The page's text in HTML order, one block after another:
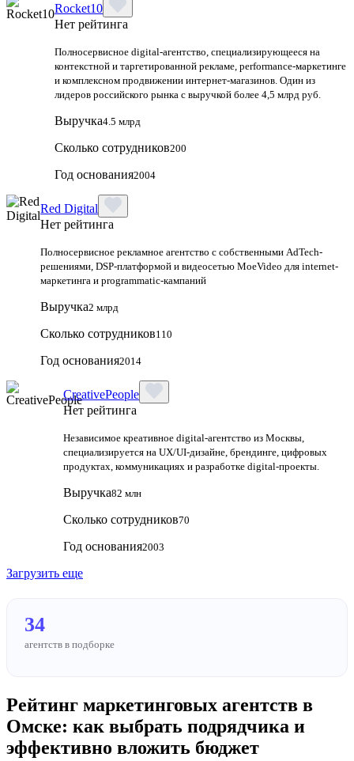
Rocket10
Нет рейтинга
Полносервисное digital-агентство, специализирующееся на
контекстной и таргетированной рекламе, performance-маркетинге
и комплексном продвижении интернет-магазинов. Один из
лидеров российского рынка с выручкой более 4,5 млрд руб.
Выручка4.5 млрд
Сколько сотрудников200
Год основания2004
Red Digital
Нет рейтинга
Полносервисное рекламное агентство с собственными AdTech-
решениями, DSP-платформой и видеосетью MoeVideo для internet-
маркетинга и programmatic-кампаний
Выручка2 млрд
Сколько сотрудников110
Год основания2014
CreativePeople
Нет рейтинга
Независимое креативное digital‑агентство из Москвы,
специализируется на UX/UI‑дизайне, брендинге, цифровых
продуктах, коммуникациях и разработке digital‑проекты.
Выручка82 млн
Сколько сотрудников70
Год основания2003
Загрузить еще
34
агентств в подборке
Рейтинг маркетинговых агентств в
Омске: как выбрать подрядчика и
эффективно вложить бюджет